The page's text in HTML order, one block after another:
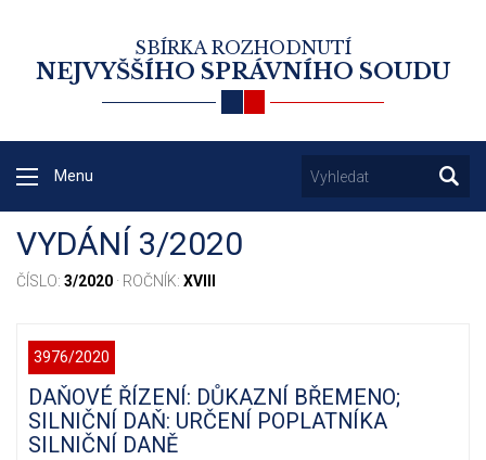
SBÍRKA ROZHODNUTÍ
NEJVYŠŠÍHO SPRÁVNÍHO SOUDU
Menu
VYDÁNÍ 3/2020
ČÍSLO: 3/2020 · ROČNÍK: XVIII
3976/2020
DAŇOVÉ ŘÍZENÍ: DŮKAZNÍ BŘEMENO;
SILNIČNÍ DAŇ: URČENÍ POPLATNÍKA
SILNIČNÍ DANĚ